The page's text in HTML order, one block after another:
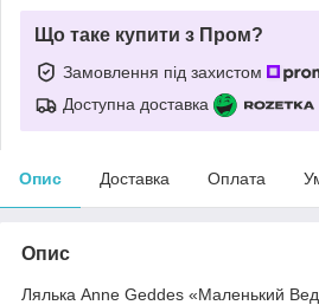
Що таке купити з Пром?
Замовлення під захистом
Доступна доставка
Опис Доставка Оплата
Опис
Лялька Anne Geddes «Маленький